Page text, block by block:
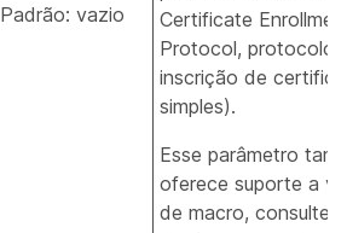
Padrão: vazio
Certificate
Protocol, protocolo
inscrição de
simples).
Esse parâmetro
oferece suporte a
de macro, consulte